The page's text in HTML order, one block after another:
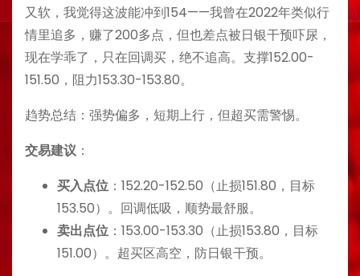
又软，我觉得这波能冲到154——我曾在2022年类似行
情里追多，赚了200多点，但也差点被日银干预吓尿，
现在学乖了，只在回调买，绝不追高。支撑152.00-
151.50，阻力153.30-153.80。
趋势总结：强势偏多，短期上行，但超买需警惕。
交易建议：
买入点位 ：152.20-152.50（止损151.80，目标
153.50）。回调低吸，顺势最舒服。
卖出点位 ：153.00-153.30（止损153.80，目标
151.00）。超买区高空，防日银干预。